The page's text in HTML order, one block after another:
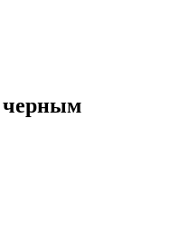
черным